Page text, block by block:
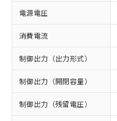
電源電圧
消費電流
制御出力（出力形式）
制御出力（開閉容量）
制御出力（残留電圧）